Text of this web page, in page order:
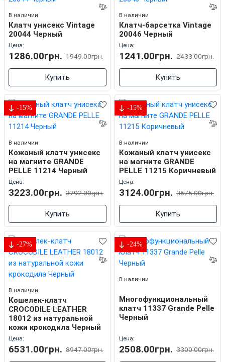
В наличии
Клатч унисекс Vintage
20044 Черный
Цена:
1286.00грн. 1949.00грн.
Купить
В наличии
Клатч-барсетка Vintage
20046 Черный
Цена:
1241.00грн. 2433.00грн.
Купить
-15%
В наличии
Кожаный клатч унисекс
на магните GRANDE
PELLE 11214 Черный
Цена:
3223.00грн. 3792.00грн.
Купить
-15%
В наличии
Кожаный клатч унисекс
на магните GRANDE
PELLE 11215 Коричневый
Цена:
3124.00грн. 3675.00грн.
Купить
-27%
В наличии
Кошелек-клатч
CROCODILE LEATHER
18012 из натуральной
кожи крокодила Черный
Цена:
6531.00грн. 8947.00грн.
-24%
В наличии
Многофункциональный
клатч 11337 Grande Pelle
Черный
Цена:
2508.00грн. 3300.00грн.